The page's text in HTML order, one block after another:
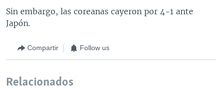
Sin embargo, las coreanas cayeron por 4-1 ante
Japón.
Compartir Follow us
Relacionados